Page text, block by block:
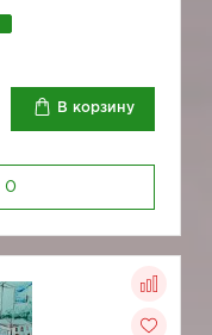
В корзину
0